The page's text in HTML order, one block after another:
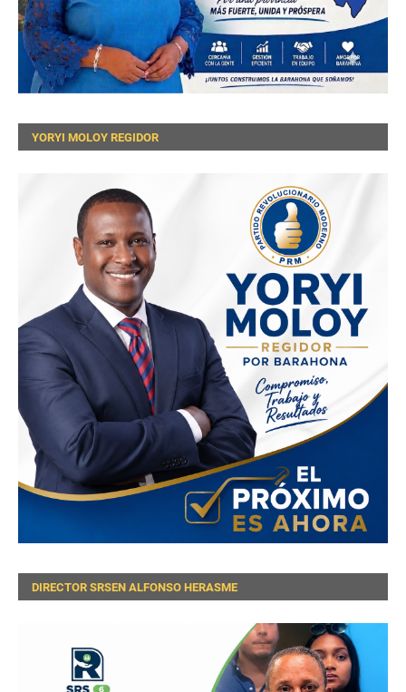
YORYI MOLOY REGIDOR
DIRECTOR SRSEN ALFONSO HERASME